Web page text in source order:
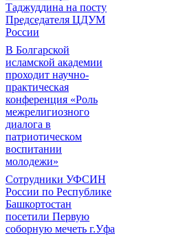
Таджуддина на посту
Председателя ЦДУМ
России
В Болгарской
исламской академии
проходит научно-
практическая
конференция «Роль
межрелигиозного
диалога в
патриотическом
воспитании
молодежи»
Сотрудники УФСИН
России по Республике
Башкортостан
посетили Первую
соборную мечеть г.Уфа